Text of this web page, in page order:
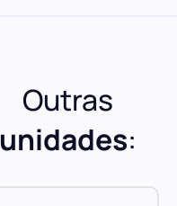
Outras
unidades: